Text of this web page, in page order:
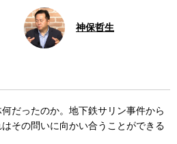
神保哲生
だったのか。地下鉄サリン事件から
その問いに向かい合うことができる